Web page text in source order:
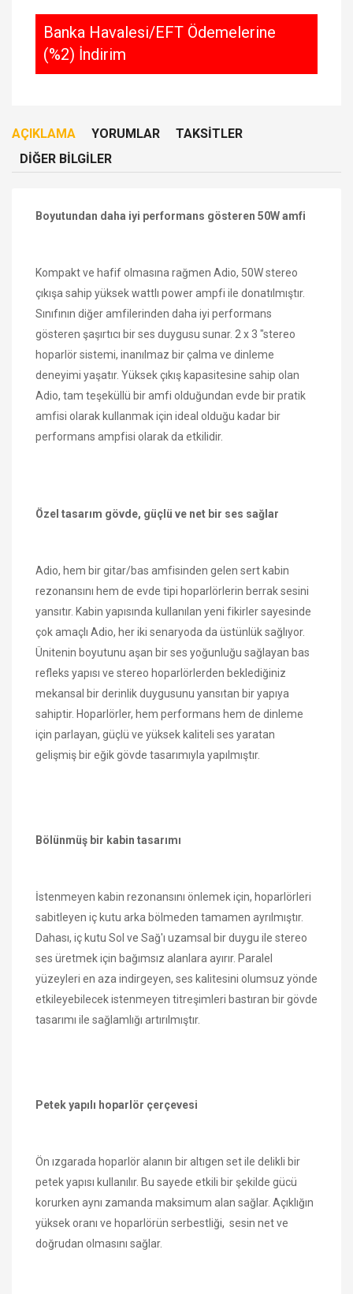
Banka Havalesi/EFT Ödemelerine
(%2) İndirim
AÇIKLAMA YORUMLAR
TAKSITLER
DIĞER BILGILER
Boyutundan daha iyi performans gösteren 50W amfi
Kompakt ve hafif olmasına rağmen Adio, 50W stereo
çıkışa sahip yüksek wattlı power ampfi ile donatılmıştır.
Sınıfının diğer amfilerinden daha iyi performans
gösteren şaşırtıcı bir ses duygusu sunar. 2 x 3 "stereo
hoparlör sistemi, inanılmaz bir çalma ve dinleme
deneyimi yaşatır. Yüksek çıkış kapasitesine sahip olan
Adio, tam teşeküllü bir amfi olduğundan evde bir pratik
amfisi olarak kullanmak için ideal olduğu kadar bir
performans ampfisi olarak da etkilidir.
Özel tasarım gövde, güçlü ve net bir ses sağlar
Adio, hem bir gitar/bas amfisinden gelen sert kabin
rezonansını hem de evde tipi hoparlörlerin berrak sesini
yansıtır. Kabin yapısında kullanılan yeni fikirler sayesinde
çok amaçlı Adio, her iki senaryoda da üstünlük sağlıyor.
Ünitenin boyutunu aşan bir ses yoğunluğu sağlayan bas
refleks yapısı ve stereo hoparlörlerden beklediğiniz
mekansal bir derinlik duygusunu yansıtan bir yapıya
sahiptir. Hoparlörler, hem performans hem de dinleme
için parlayan, güçlü ve yüksek kaliteli ses yaratan
gelişmiş bir eğik gövde tasarımıyla yapılmıştır.
Bölünmüş bir kabin tasarımı
İstenmeyen kabin rezonansını önlemek için, hoparlörleri
sabitleyen iç kutu arka bölmeden tamamen ayrılmıştır.
Dahası, iç kutu Sol ve Sağ'ı uzamsal bir duygu ile stereo
ses üretmek için bağımsız alanlara ayırır. Paralel
yüzeyleri en aza indirgeyen, ses kalitesini olumsuz yönde
etkileyebilecek istenmeyen titreşimleri bastıran bir gövde
tasarımı ile sağlamlığı artırılmıştır.
Petek yapılı hoparlör çerçevesi
Ön ızgarada hoparlör alanın bir altıgen set ile delikli bir
petek yapısı kullanılır. Bu sayede etkili bir şekilde gücü
korurken aynı zamanda maksimum alan sağlar. Açıklığın
yüksek oranı ve hoparlörün serbestliği, sesin net ve
doğrudan olmasını sağlar.